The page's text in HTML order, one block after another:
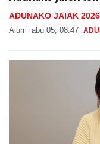
ADUNAKO JAIAK 2026
Aiurri abu 05, 08:47